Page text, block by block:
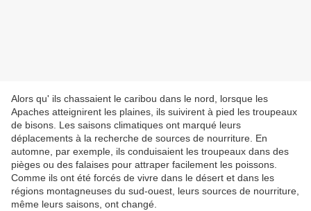
Alors qu' ils chassaient le caribou dans le nord, lorsque les
Apaches atteignirent les plaines, ils suivirent à pied les troupeaux
de bisons. Les saisons climatiques ont marqué leurs
déplacements à la recherche de sources de nourriture. En
automne, par exemple, ils conduisaient les troupeaux dans des
pièges ou des falaises pour attraper facilement les poissons.
Comme ils ont été forcés de vivre dans le désert et dans les
régions montagneuses du sud-ouest, leurs sources de nourriture,
même leurs saisons, ont changé.